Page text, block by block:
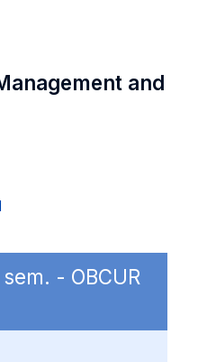
and
- OBCUR